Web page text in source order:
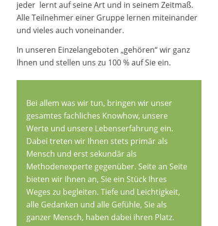
jeder lernt auf seine Art und in seinem Zeitmaß.
Alle Teilnehmer einer Gruppe lernen miteinander
und vieles auch voneinander.
In unseren Einzelangeboten „gehören“ wir ganz
Ihnen und stellen uns zu 100 % auf Sie ein.
Bei allem was wir tun, bringen wir unser
gesamtes fachliches Knowhow, unsere
Werte und unsere Lebenserfahrung ein.
Dabei treten wir Ihnen stets primär als
Mensch und erst sekundär als
Methodenexperte gegenüber. Seite an Seite
bieten wir Ihnen an, Sie ein Stück Ihres
Weges zu begleiten. Tiefe und Leichtigkeit,
alle Gedanken und alle Gefühle, Sie als
ganzer Mensch, haben dabei ihren Platz.